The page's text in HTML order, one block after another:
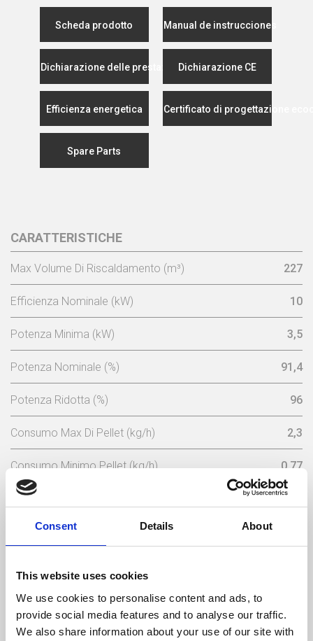
Consent Details About
This website uses cookies
We use cookies to personalise content and ads, to
provide social media features and to analyse our traffic.
We also share information about your use of our site with
Scheda prodotto Manual de instrucciones
Dichiarazione delle prestazioniDichiarazione CE
Efficienza energetica Certificato di progettazione
Spare Parts
CARATTERISTICHE
Max Volume Di Riscaldamento (m³) 227
Efficienza Nominale (kW) 10
Potenza Minima (kW) 3,5
Potenza Nominale (%) 91,4
Potenza Ridotta (%) 96
Consumo Max Di Pellet (kg/h) 2,3
Consumo Minimo Pellet (kg/h) 0,77
Capacita Serbatoio (Kg)
Tensione Nominale (V)
Temperatura Massima Del Gas (ºC)
Temperatura Min. Del Gas (ºC) 59